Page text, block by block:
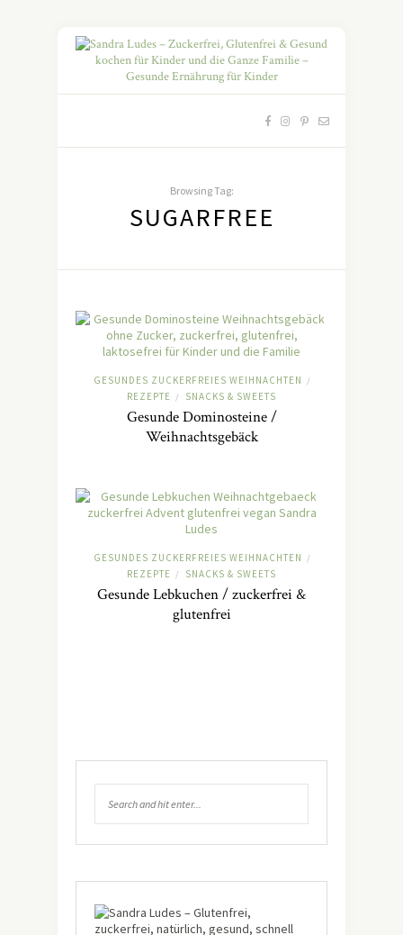
Browsing Tag:
SUGARFREE
GESUNDES ZUCKERFREIES WEIHNACHTEN /
REZEPTE / SNACKS & SWEETS
Gesunde Dominosteine /
Weihnachtsgebäck
GESUNDES ZUCKERFREIES WEIHNACHTEN /
REZEPTE / SNACKS & SWEETS
Gesunde Lebkuchen / zuckerfrei &
glutenfrei